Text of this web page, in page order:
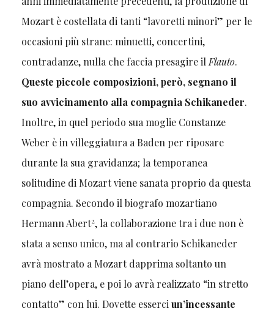
Mozart è costellata di tanti “lavoretti minori” per le
occasioni più strane: minuetti, concertini,
contradanze, nulla che faccia presagire il Flauto.
Queste piccole composizioni, però, segnano il
suo avvicinamento alla compagnia Schikaneder.
Inoltre, in quel periodo sua moglie Constanze
Weber è in villeggiatura a Baden per riposare
durante la sua gravidanza; la temporanea
solitudine di Mozart viene sanata proprio da questa
compagnia. Secondo il biografo mozartiano
Hermann Abert2, la collaborazione tra i due non è
stata a senso unico, ma al contrario Schikaneder
avrà mostrato a Mozart dapprima soltanto un
piano dell’opera, e poi lo avrà realizzato “in stretto
contatto” con lui. Dovette esserci un’incessante